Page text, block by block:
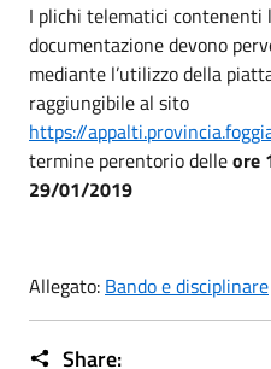
I plichi telematici
documentazione devono
mediante l’utilizzo della
raggiungibile al sito
https://
termine perentorio delleore
29/01/2019
Allegato: Bando e disciplinare
Share: